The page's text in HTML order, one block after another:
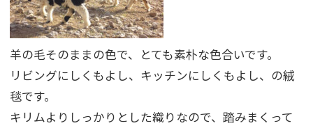
羊の毛そのままの色で、とても素朴な色合いです。
リビングにしくもよし、キッチンにしくもよし、の絨
毯です。
キリムよりしっかりとした織りなので、踏みまくって